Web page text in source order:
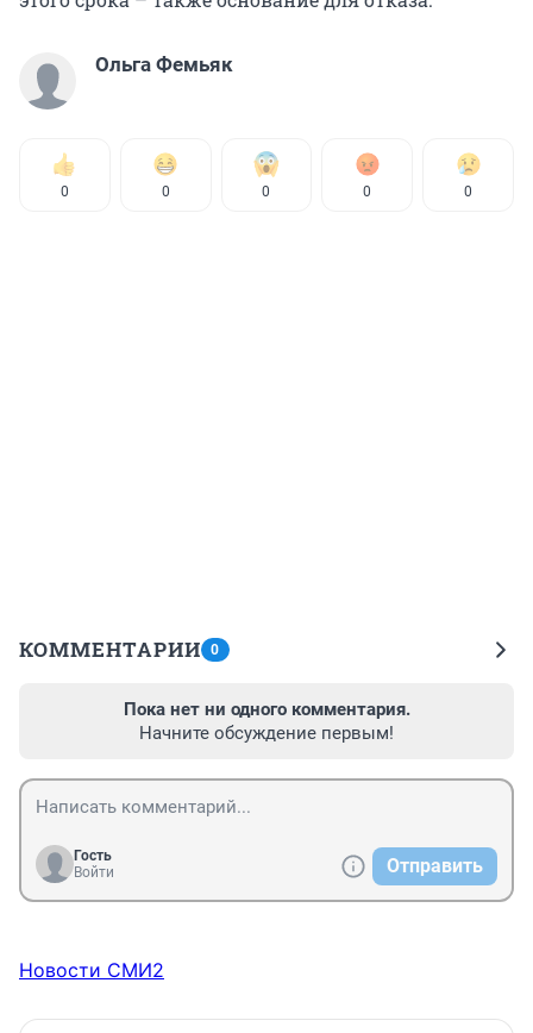
Ольга Фемьяк
0 0 0 0 0
КОММЕНТАРИИ 0
Пока нет ни одного комментария.
Начните обсуждение первым!
Гость
Войти
Отправить
Новости СМИ2